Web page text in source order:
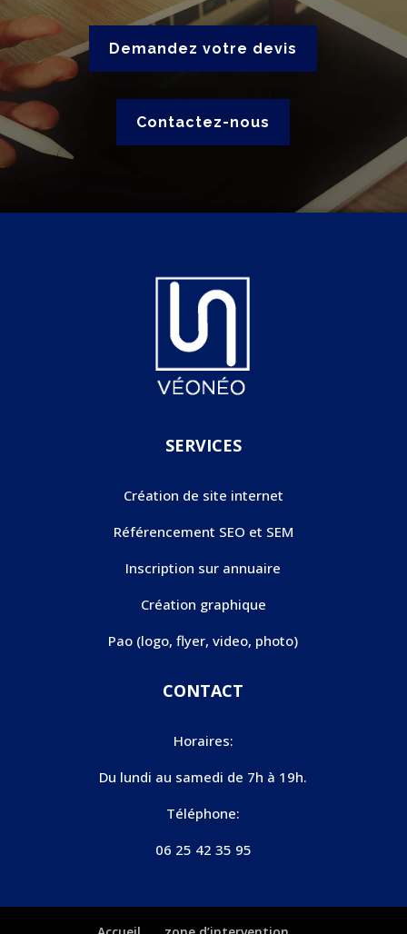
Demandez votre devis
Contactez-nous
SERVICES
Création de site internet
Référencement SEO et SEM
Inscription sur annuaire
Création graphique
Pao (logo, flyer, video, photo)
CONTACT
Horaires:
Du lundi au samedi de 7h à 19h.
Téléphone:
06 25 42 35 95